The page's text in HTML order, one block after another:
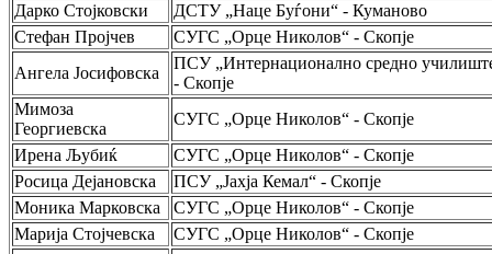
Дарко Стојковски
ДСТУ „Наце Буѓони“ - Куманово
Стефан Пројчев
СУГС „Орце Николов“ - Скопје
Ангела Јосифовска
ПСУ „Интернационално средно
- Скопје
Мимоза
Георгиевска
СУГС „Орце Николов“ - Скопје
Ирена Љубиќ
СУГС „Орце Николов“ - Скопје
Росица Дејановска
ПСУ „Јахја Кемал“ - Скопје
Моника Марковска
СУГС „Орце Николов“ - Скопје
Марија Стојчевска
СУГС „Орце Николов“ - Скопје